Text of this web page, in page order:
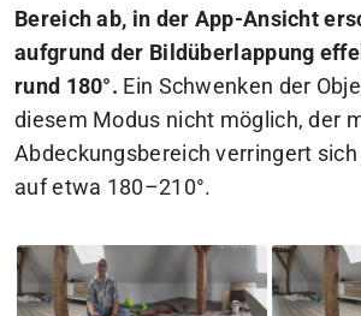
Bereich ab, in der App-Ansicht
aufgrund der Bildüberlappung
rund 180°. Ein Schwenken der
diesem Modus nicht möglich, der
Abdeckungsbereich verringert sich
auf etwa 180–210°.